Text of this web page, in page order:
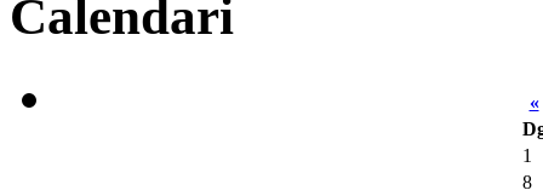
Calendari
«
1
8